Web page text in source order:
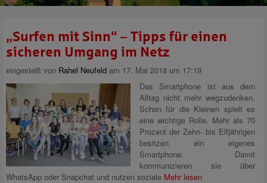
„Surfen mit Sinn“ – Tipps für einen
sicheren Umgang im Netz
eingestellt von Rahel Neufeld am 17. Mai 2018 um 17:19
Das Smartphone ist aus dem
Alltag nicht mehr wegzudenken.
Schon für die Kleinen spielt es
eine wichtige Rolle. Mehr als 70
Prozent der Zehn- bis Elfjährigen
besitzen ein eigenes
Smartphone. Damit
kommunizieren sie über
WhatsApp oder Snapchat und nutzen soziale Mehr lesen